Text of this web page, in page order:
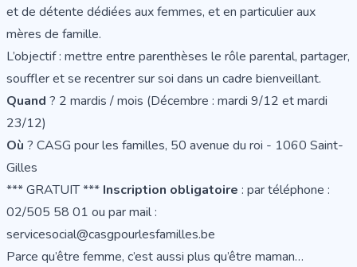
et de détente dédiées aux femmes, et en particulier aux
mères de famille.
L’objectif : mettre entre parenthèses le rôle parental, partager,
souffler et se recentrer sur soi dans un cadre bienveillant.
Quand ? 2 mardis / mois (Décembre : mardi 9/12 et mardi
23/12)
Où ? CASG pour les familles, 50 avenue du roi - 1060 Saint-
Gilles
*** GRATUIT *** Inscription obligatoire : par téléphone :
02/505 58 01 ou par mail :
servicesocial@casgpourlesfamilles.be
Parce qu’être femme, c’est aussi plus qu’être maman…